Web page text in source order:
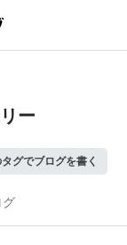
ー
グでブログを書く
グ